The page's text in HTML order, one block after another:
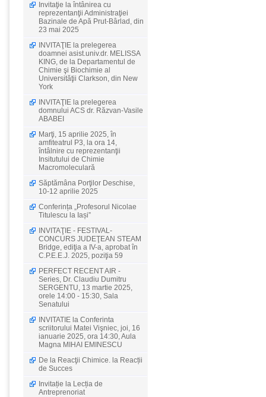
Invitaţie la întânirea cu
reprezentanţii Administraţiei
Bazinale de Apă Prut-Bârlad, din
23 mai 2025
INVITAŢIE la prelegerea
doamnei asist.univ.dr. MELISSA
KING, de la Departamentul de
Chimie şi Biochimie al
Universităţii Clarkson, din New
York
INVITAŢIE la prelegerea
domnului ACS dr. Răzvan-Vasile
ABABEI
Marţi, 15 aprilie 2025, în
amfiteatrul P3, la ora 14,
întâlnire cu reprezentanţii
Insitutului de Chimie
Macromoleculară
Săptămâna Porţilor Deschise,
10-12 aprilie 2025
Conferința „Profesorul Nicolae
Titulescu la Iași”
INVITAŢIE - FESTIVAL-
CONCURS JUDEŢEAN STEAM
Bridge, ediţia a IV-a, aprobat în
C.P.E.E.J. 2025, poziţia 59
PERFECT RECENT AIR -
Series, Dr. Claudiu Dumitru
SERGENTU, 13 martie 2025,
orele 14:00 - 15:30, Sala
Senatului
INVITATIE la Conferinta
scriitorului Matei Vişniec, joi, 16
ianuarie 2025, ora 14:30, Aula
Magna MIHAI EMINESCU
De la Reacţii Chimice. la Reacții
de Succes
Invitație la Lecția de
Antreprenoriat